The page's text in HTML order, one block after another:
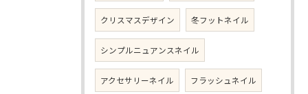
クリスマスデザイン 冬フットネイル
シンプルニュアンスネイル
アクセサリーネイル フラッシュネイル